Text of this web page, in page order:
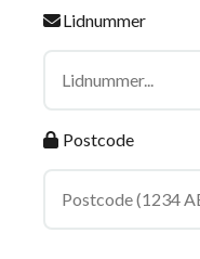
Lidnummer
Postcode